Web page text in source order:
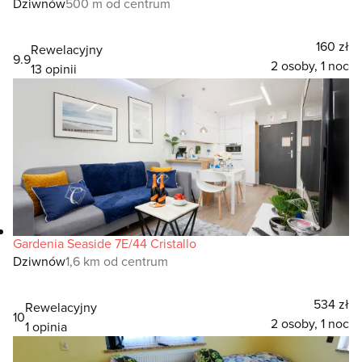
9.9
Rewelacyjny
13 opinii
160 zł
2 osoby, 1 noc
Gardenia Seaside 7E/44 Cristallo
Dziwnów1,6 km od centrum
10
Rewelacyjny
1 opinia
534 zł
2 osoby, 1 noc